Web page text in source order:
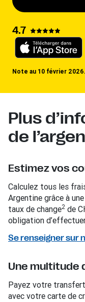
4.7
Note au 10 février 2026.
Plus
de
Estimez vos
Calculez tous les
Argentine grâce à
taux de change2 de
obligation
Se renseigner sur
Une multitude
Payez votre
avec votre carte de